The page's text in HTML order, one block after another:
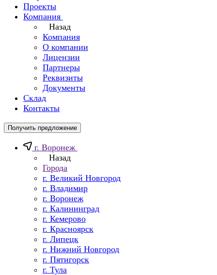
Проекты
Компания
Назад
Компания
О компании
Лицензии
Партнеры
Реквизиты
Документы
Склад
Контакты
Получить предложение
г. Воронеж
Назад
Города
г. Великий Новгород
г. Владимир
г. Воронеж
г. Калининград
г. Кемерово
г. Красноярск
г. Липецк
г. Нижний Новгород
г. Пятигорск
г. Тула